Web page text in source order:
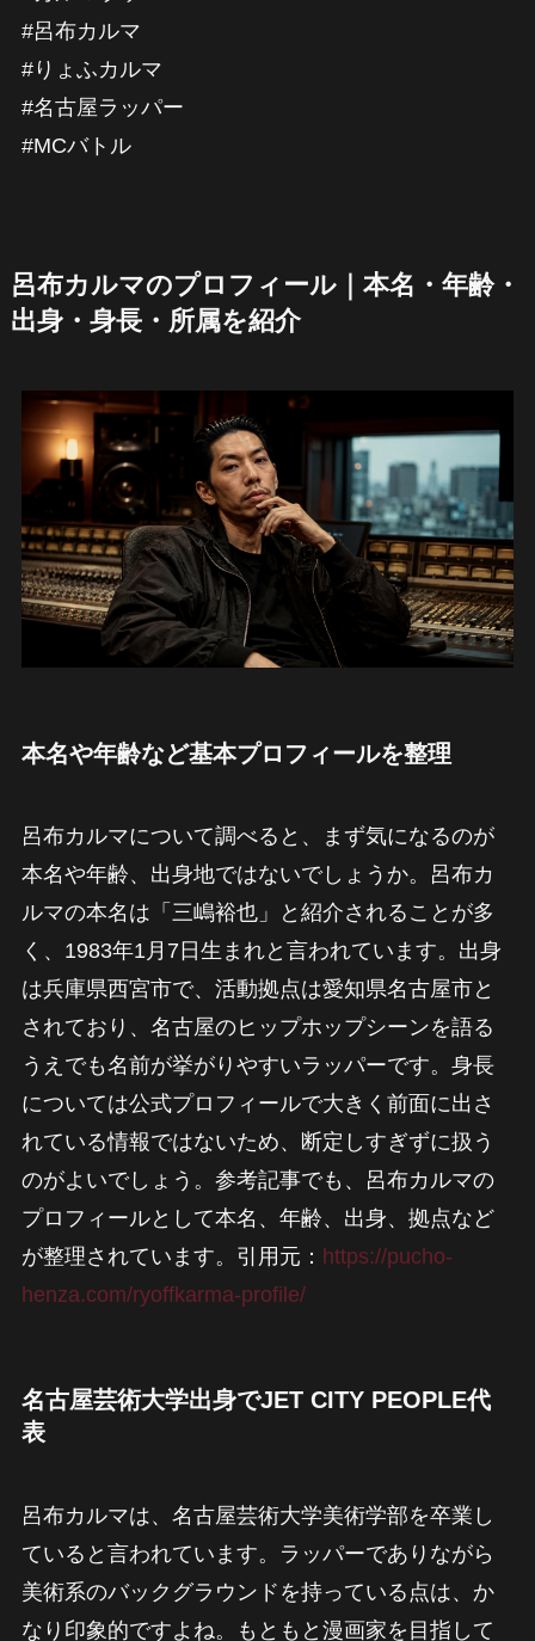
#呂布カルマ
#りょふカルマ
#名古屋ラッパー
#MCバトル
呂布カルマのプロフィール｜本名・年齢・
出身・身長・所属を紹介
本名や年齢など基本プロフィールを整理
呂布カルマについて調べると、まず気になるのが
本名や年齢、出身地ではないでしょうか。呂布カ
ルマの本名は「三嶋裕也」と紹介されることが多
く、1983年1月7日生まれと言われています。出身
は兵庫県西宮市で、活動拠点は愛知県名古屋市と
されており、名古屋のヒップホップシーンを語る
うえでも名前が挙がりやすいラッパーです。身長
については公式プロフィールで大きく前面に出さ
れている情報ではないため、断定しすぎずに扱う
のがよいでしょう。参考記事でも、呂布カルマの
プロフィールとして本名、年齢、出身、拠点など
が整理されています。引用元： https://pucho-
henza.com/ryoffkarma-profile/
名古屋芸術大学出身でJET CITY PEOPLE代
表
呂布カルマは、名古屋芸術大学美術学部を卒業し
ていると言われています。ラッパーでありながら
美術系のバックグラウンドを持っている点は、か
なり印象的ですよね。もともと漫画家を目指して